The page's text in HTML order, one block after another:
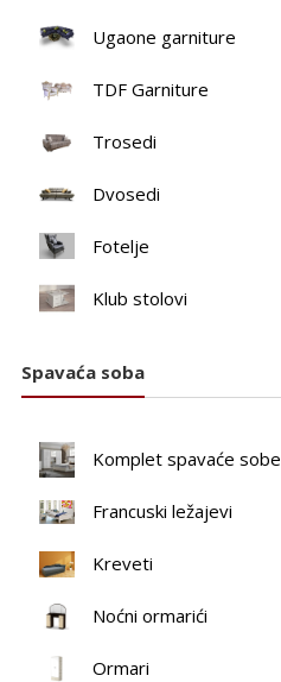
Ugaone garniture
TDF Garniture
Trosedi
Dvosedi
Fotelje
Klub stolovi
Spavaća soba
Komplet spavaće sobe
Francuski ležajevi
Kreveti
Noćni ormarići
Ormari